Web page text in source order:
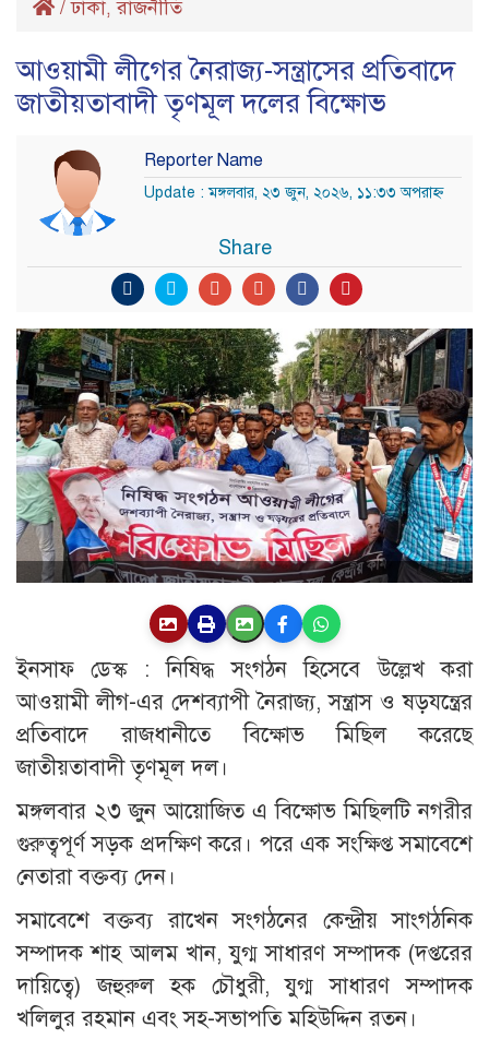
/ঢাকা,রাজনীতি
আওয়ামী লীগের নৈরাজ্য-সন্ত্রাসের প্রতিবাদে
জাতীয়তাবাদী তৃণমূল দলের বিক্ষোভ
Reporter Name
Update : মঙ্গলবার, ২৩ জুন, ২০২৬, ১১:৩৩ অপরাহ্ণ
Share
ইনসাফ ডেস্ক : নিষিদ্ধ সংগঠন হিসেবে উল্লেখ করা
আওয়ামী লীগ-এর দেশব্যাপী নৈরাজ্য, সন্ত্রাস ও ষড়যন্ত্রের
প্রতিবাদে রাজধানীতে বিক্ষোভ মিছিল করেছে
জাতীয়তাবাদী তৃণমূল দল।
মঙ্গলবার ২৩ জুন আয়োজিত এ বিক্ষোভ মিছিলটি নগরীর
গুরুত্বপূর্ণ সড়ক প্রদক্ষিণ করে। পরে এক সংক্ষিপ্ত সমাবেশে
নেতারা বক্তব্য দেন।
সমাবেশে বক্তব্য রাখেন সংগঠনের কেন্দ্রীয় সাংগঠনিক
সম্পাদক শাহ আলম খান, যুগ্ম সাধারণ সম্পাদক (দপ্তরের
দায়িত্বে) জহুরুল হক চৌধুরী, যুগ্ম সাধারণ সম্পাদক
খলিলুর রহমান এবং সহ-সভাপতি মহিউদ্দিন রতন।